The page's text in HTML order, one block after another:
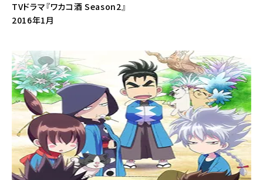
TVドラマ『ワカコ酒 Season2』
2016年1月